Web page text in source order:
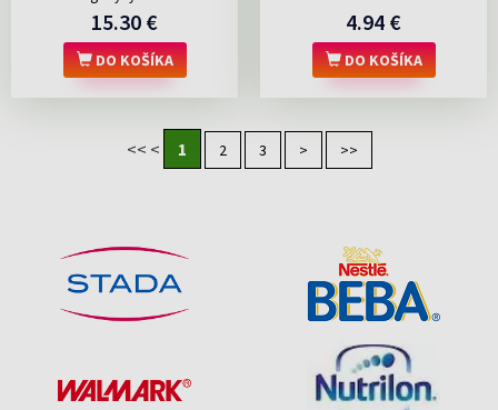
15.30 €
DO KOŠÍKA
4.94 €
DO KOŠÍKA
<< < 1 2 3 > >>